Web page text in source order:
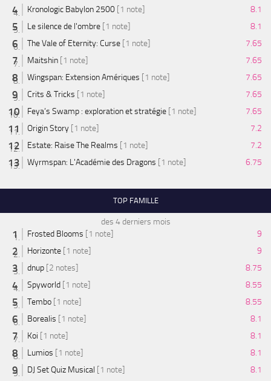
Kronologic Babylon 2500 [1 note]
8.1
Le silence de l'ombre [1 note]
8.1
The Vale of Eternity: Curse [1 note]
7.65
Maitshin [1 note]
7.65
Wingspan: Extension Amériques [1 note]
7.65
Crits & Tricks [1 note]
7.65
Feya’s Swamp : exploration et stratégie [1 note]
7.65
Origin Story [1 note]
7.2
Estate: Raise The Realms [1 note]
7.2
Wyrmspan: L'Académie des Dragons [1 note] 6.75
TOP FAMILLE
des 4 derniers mois
Frosted Blooms [1 note]
9
Horizonte [1 note]
9
dnup [2 notes]
8.75
Spyworld [1 note]
8.55
Tembo [1 note]
8.55
Borealis [1 note]
8.1
Koi [1 note]
8.1
Lumios [1 note]
8.1
DJ Set Quiz Musical [1 note]
8.1